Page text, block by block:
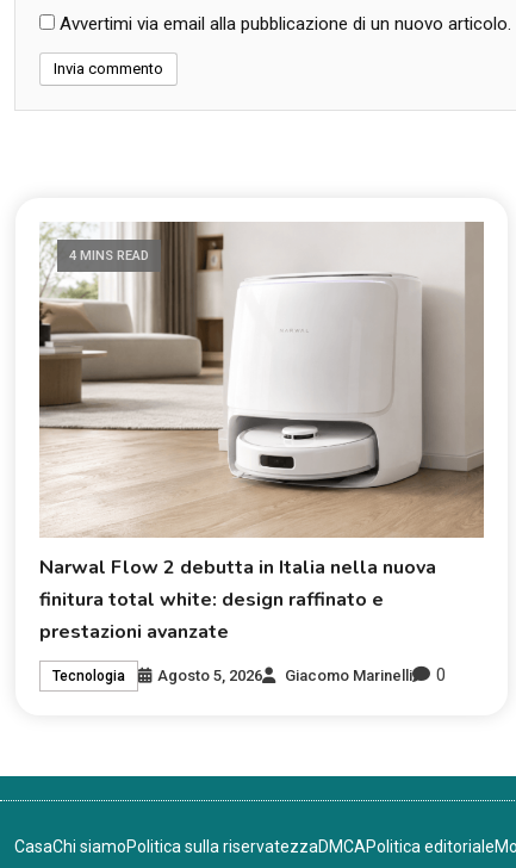
Avvertimi via email alla pubblicazione di un nuovo articolo.
4 MINS READ
Narwal Flow 2 debutta in Italia nella nuova
finitura total white: design raffinato e
prestazioni avanzate
Tecnologia Agosto 5, 2026 Giacomo Marinelli 0
CasaChi siamoPolitica sulla riservatezzaDMCAPolitica editoriale